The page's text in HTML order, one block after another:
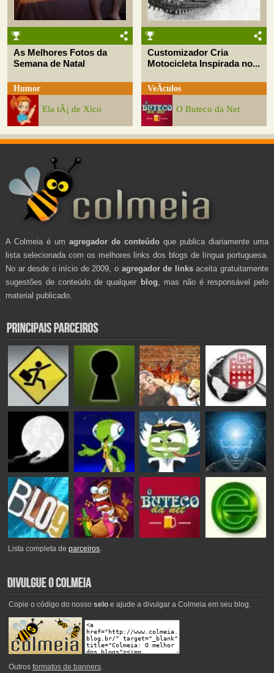
As Melhores Fotos da
Semana de Natal
Humor
Ela tÃ¡ de Xico
Customizador Cria
Motocicleta Inspirada no...
VeÃ­culos
O Buteco da Net
A Colmeia é um agregador de conteúdo que publica diariamente uma
lista selecionada com os melhores links dos blogs de língua portuguesa.
No ar desde o início de 2009, o agregador de linksaceita gratuitamente
sugestões de conteúdo de qualquer blog , mas não é responsável pelo
material publicado.
Lista completa deparceiros.
Copie o código do nosso seloe ajude a divulgar a Colmeia em seu blog.
Outros formatos de banners.